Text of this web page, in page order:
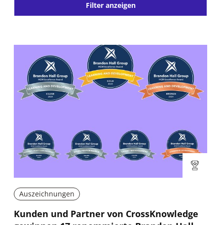
Filter anzeigen
Auszeichnungen
Kunden und Partner von CrossKnowledge